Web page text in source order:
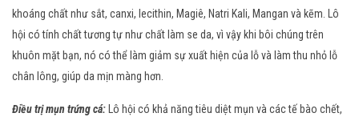
khoáng chất như sắt, canxi, lecithin, Magiê, Natri Kali, Mangan và kẽm. Lô
hội có tính chất tương tự như chất làm se da, vì vậy khi bôi chúng trên
khuôn mặt bạn, nó có thể làm giảm sự xuất hiện của lỗ và làm thu nhỏ lỗ
chân lông, giúp da mịn màng hơn.
Điều trị mụn trứng cá: Lô hội có khả năng tiêu diệt mụn và các tế bào chết,